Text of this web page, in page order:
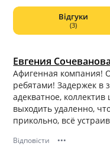
Відгуки
(3)
Евгения Сочеванова
Афигенная компания!
ребятами! Задержек в
адекватное,
выходить удаленно,
прикольно, всё
Відповісти •••